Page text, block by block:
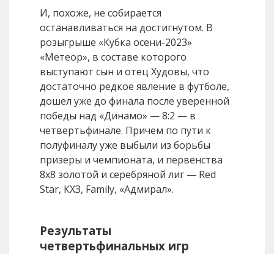
И, похоже, не собирается
останавливаться на достигнутом. В
розыгрыше «Кубка осени-2023»
«Метеор», в составе которого
выступают сын и отец Худовы, что
достаточно редкое явление в футболе,
дошел уже до финала после уверенной
победы над «Динамо» — 8:2 — в
четвертьфинале. Причем по пути к
полуфиналу уже выбыли из борьбы
призеры и чемпионата, и первенства
8х8 золотой и серебряной лиг — Red
Star, КХЗ, Family, «Адмирал».
Результаты
четвертьфинальных игр